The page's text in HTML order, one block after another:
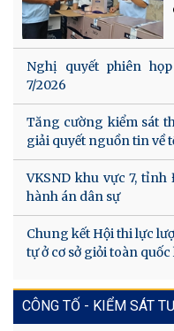
Nghị quyết phiên
7/2026
Tăng cường kiểm sát
giải quyết nguồn tin về
VKSND khu vực 7,
hành án dân sự
Chung kết Hội thi lực
tự ở cơ sở giỏi toàn
CÔNG TỐ - KIỂM SÁT